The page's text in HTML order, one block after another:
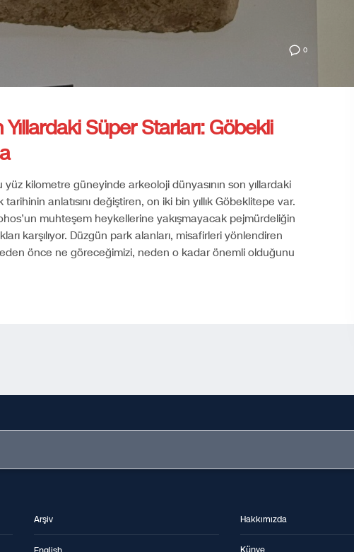
0
Süper Starları: Göbekli
kilometre güneyinde arkeoloji dünyasının son yıllardaki
tarihinin anlatısını değiştiren, on iki bin yıllık Göbeklitepe var.
muhteşem heykellerine yakışmayacak pejmürdeliğin
karşılıyor. Düzgün park alanları, misafirleri yönlendiren
önce ne göreceğimizi, neden o kadar önemli olduğunu
Arşiv Hakkımızda